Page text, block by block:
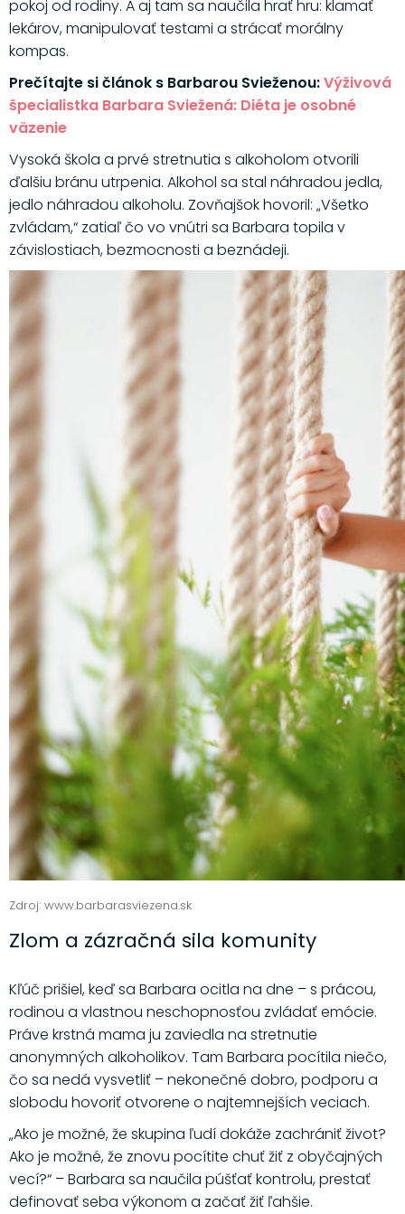
pokoj od rodiny. A aj tam sa naučila hrať hru: klamať
lekárov, manipulovať testami a strácať morálny
kompas.
Prečítajte si článok s Barbarou Svieženou:Výživová
špecialistka Barbara Sviežená: Diéta je osobné
väzenie
Vysoká škola a prvé stretnutia s alkoholom otvorili
ďalšiu bránu utrpenia. Alkohol sa stal náhradou jedla,
jedlo náhradou alkoholu. Zovňajšok hovoril: „Všetko
zvládam,“ zatiaľ čo vo vnútri sa Barbara topila v
závislostiach, bezmocnosti a beznádeji.
Zdroj: www.barbarasviezena.sk
Zlom a zázračná sila komunity
Kľúč prišiel, keď sa Barbara ocitla na dne – s prácou,
rodinou a vlastnou neschopnosťou zvládať emócie.
Práve krstná mama ju zaviedla na stretnutie
anonymných alkoholikov. Tam Barbara pocítila niečo,
čo sa nedá vysvetliť – nekonečné dobro, podporu a
slobodu hovoriť otvorene o najtemnejších veciach.
„Ako je možné, že skupina ľudí dokáže zachrániť život?
Ako je možné, že znovu pocítite chuť žiť z obyčajných
vecí?“ – Barbara sa naučila púšťať kontrolu, prestať
definovať seba výkonom a začať žiť ľahšie.